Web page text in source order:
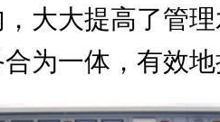
大大提高了管
为一体，有效